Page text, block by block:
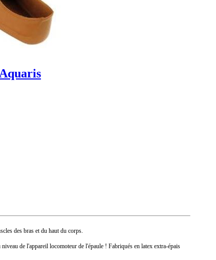
Aquaris
des bras et du haut du corps.
de l'appareil locomoteur de l'épaule ! Fabriqués en latex extra-épais